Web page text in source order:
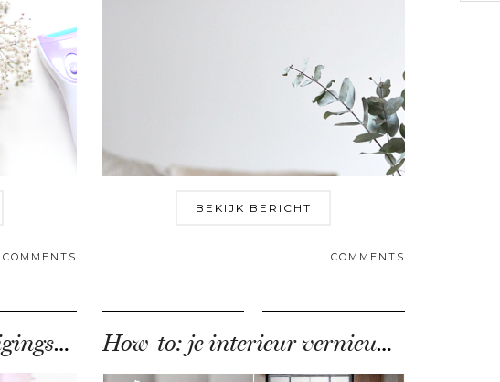
COMMENTS
BEKIJK BERICHT
COMMENTS
Garnier Micellair reinigingswater How-to: je interieur vernieuwen